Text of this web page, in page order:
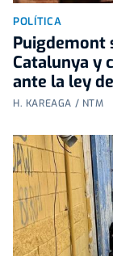
POLÍTICA
Puigdemont
Catalunya y
ante la ley
H. KAREAGA / NTM